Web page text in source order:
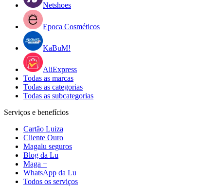
Netshoes
Epoca Cosméticos
KaBuM!
AliExpress
Todas as marcas
Todas as categorias
Todas as subcategorias
Serviços e benefícios
Cartão Luiza
Cliente Ouro
Magalu seguros
Blog da Lu
Maga +
WhatsApp da Lu
Todos os serviços